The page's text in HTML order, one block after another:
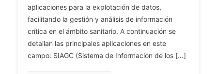
Datos
Del
Servicio
Andaluz
aplicaciones para la explotación de datos,
facilitando la gestión y análisis de información
crítica en el ámbito sanitario. A continuación se
detallan las principales aplicaciones en este
campo: SIAGC (Sistema de Información de los […]